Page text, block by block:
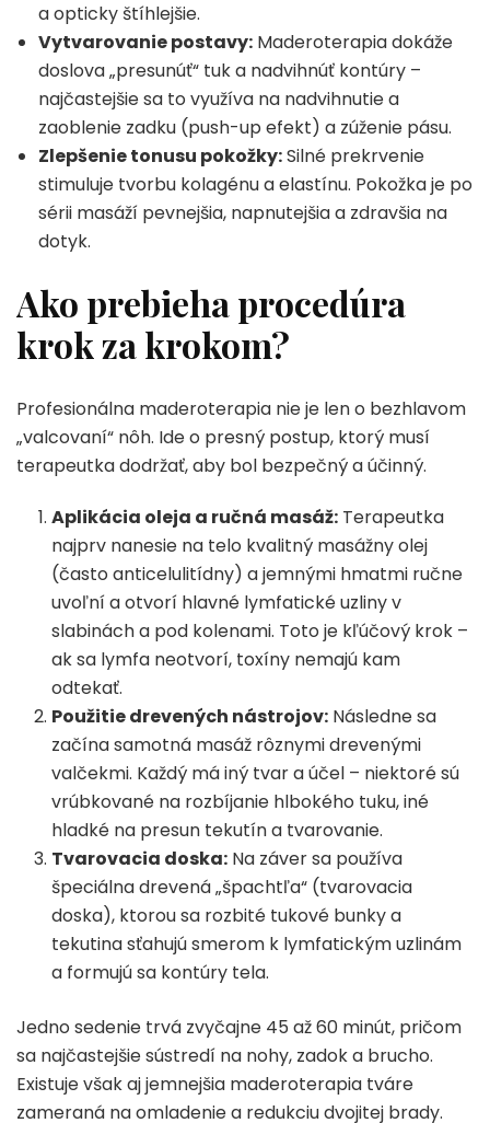
a opticky štíhlejšie.
Vytvarovanie postavy: Maderoterapia dokáže
doslova „presunúť“ tuk a nadvihnúť kontúry –
najčastejšie sa to využíva na nadvihnutie a
zaoblenie zadku (push-up efekt) a zúženie pásu.
Zlepšenie tonusu pokožky:Silné prekrvenie
stimuluje tvorbu kolagénu a elastínu. Pokožka je po
sérii masáží pevnejšia, napnutejšia a zdravšia na
dotyk.
Ako prebieha procedúra
krok za krokom?
Profesionálna maderoterapia nie je len o bezhlavom
„valcovaní“ nôh. Ide o presný postup, ktorý musí
terapeutka dodržať, aby bol bezpečný a účinný.
Aplikácia oleja a ručná masáž: Terapeutka
najprv nanesie na telo kvalitný masážny olej
(často anticelulitídny) a jemnými hmatmi ručne
uvoľní a otvorí hlavné lymfatické uzliny v
slabinách a pod kolenami. Toto je kľúčový krok –
ak sa lymfa neotvorí, toxíny nemajú kam
odtekať.
Použitie drevených nástrojov: Následne sa
začína samotná masáž rôznymi drevenými
valčekmi. Každý má iný tvar a účel – niektoré sú
vrúbkované na rozbíjanie hlbokého tuku, iné
hladké na presun tekutín a tvarovanie.
Tvarovacia doska: Na záver sa používa
špeciálna drevená „špachtľa“ (tvarovacia
doska), ktorou sa rozbité tukové bunky a
tekutina sťahujú smerom k lymfatickým uzlinám
a formujú sa kontúry tela.
Jedno sedenie trvá zvyčajne 45 až 60 minút, pričom
sa najčastejšie sústredí na nohy, zadok a brucho.
Existuje však aj jemnejšia maderoterapia tváre
zameraná na omladenie a redukciu dvojitej brady.